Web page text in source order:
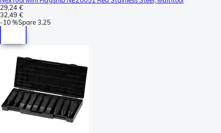
29,24 €
32,49 €
-10 %Spare3,25